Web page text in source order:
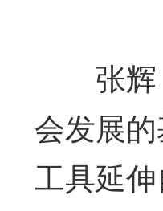
张辉
会发展
工具延